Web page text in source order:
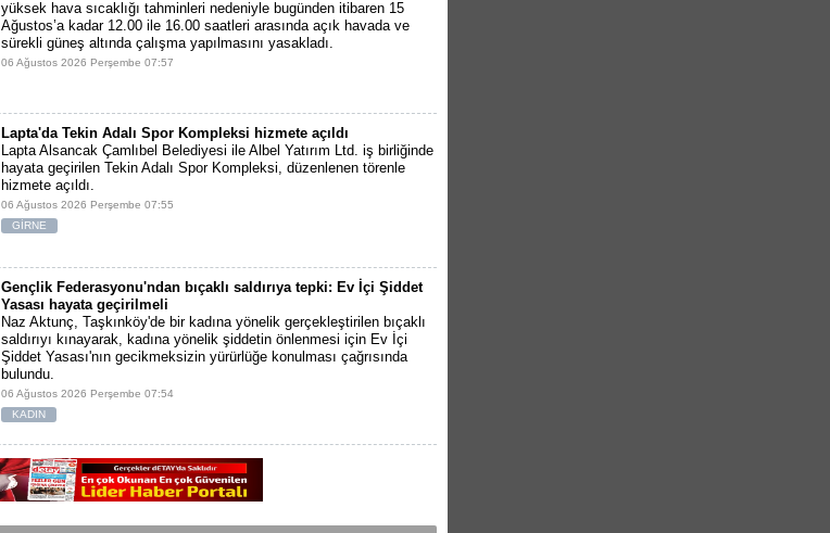
yüksek hava sıcaklığı tahminleri nedeniyle bugünden itibaren 15
Ağustos’a kadar 12.00 ile 16.00 saatleri arasında açık havada ve
sürekli güneş altında çalışma yapılmasını yasakladı.
06 Ağustos 2026 Perşembe 07:57
Lapta'da Tekin Adalı Spor Kompleksi hizmete açıldı
Lapta Alsancak Çamlıbel Belediyesi ile Albel Yatırım Ltd. iş birliğinde
hayata geçirilen Tekin Adalı Spor Kompleksi, düzenlenen törenle
hizmete açıldı.
06 Ağustos 2026 Perşembe 07:55
GİRNE
Gençlik Federasyonu'ndan bıçaklı saldırıya tepki: Ev İçi Şiddet
Yasası hayata geçirilmeli
Naz Aktunç, Taşkınköy'de bir kadına yönelik gerçekleştirilen bıçaklı
saldırıyı kınayarak, kadına yönelik şiddetin önlenmesi için Ev İçi
Şiddet Yasası'nın gecikmeksizin yürürlüğe konulması çağrısında
bulundu.
06 Ağustos 2026 Perşembe 07:54
KADIN